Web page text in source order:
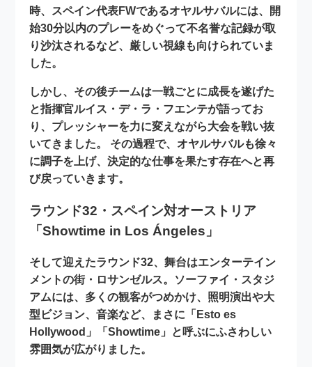
時、スペイン代表FWであるオヤルサバルには、開
始30分以内のプレーをめぐって不名誉な記録が取
り沙汰されるなど、厳しい視線も向けられていま
した。
しかし、その後チームは一戦ごとに成長を遂げた
と指揮官ルイス・デ・ラ・フエンテが語ってお
り、プレッシャーを力に変えながら大会を戦い抜
いてきました。 その過程で、オヤルサバルも徐々
に調子を上げ、決定的な仕事を果たす存在へと再
び戻っていきます。
ラウンド32・スペイン対オーストリア
「Showtime in Los Ángeles」
そして迎えたラウンド32、舞台はエンターテイン
メントの街・ロサンゼルス。ソーファイ・スタジ
アムには、多くの観客がつめかけ、照明演出や大
型ビジョン、音楽など、まさに「Esto es
Hollywood」「Showtime」と呼ぶにふさわしい
雰囲気が広がりました。